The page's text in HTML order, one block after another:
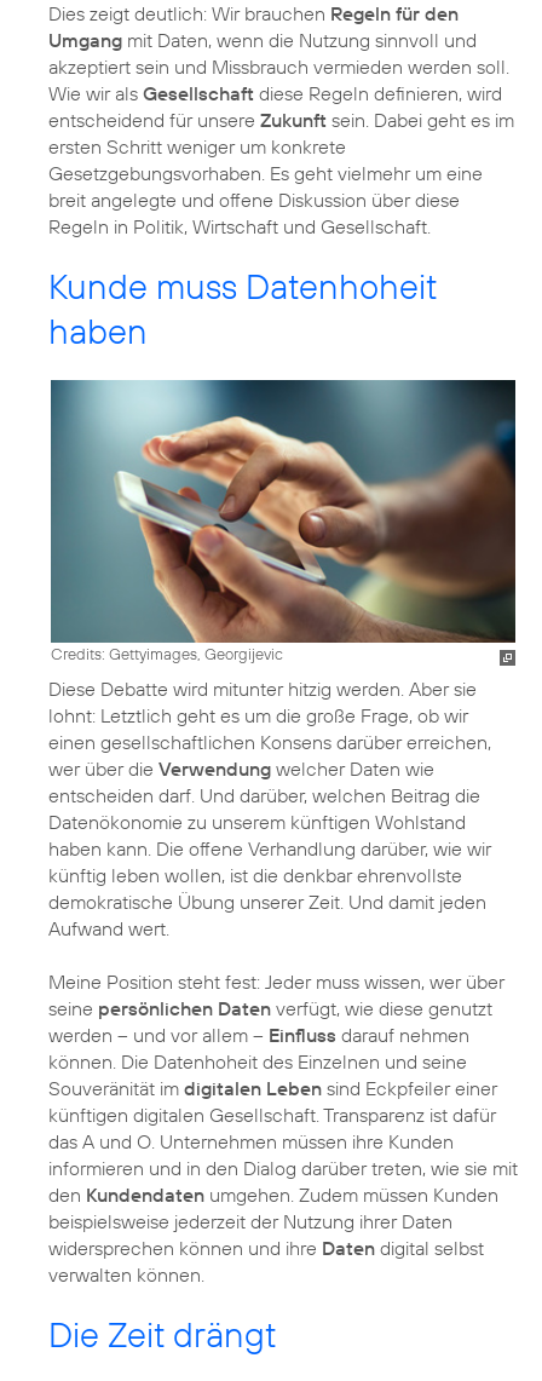
Dies zeigt deutlich: Wir brauchen Regeln für den
Umgang mit Daten, wenn die Nutzung sinnvoll und
akzeptiert sein und Missbrauch vermieden werden soll.
Wie wir als Gesellschaft diese Regeln definieren, wird
entscheidend für unsere Zukunft sein. Dabei geht es im
ersten Schritt weniger um konkrete
Gesetzgebungsvorhaben. Es geht vielmehr um eine
breit angelegte und offene Diskussion über diese
Regeln in Politik, Wirtschaft und Gesellschaft.
Kunde muss Datenhoheit
haben
Credits: Gettyimages, Georgijevic
Diese Debatte wird mitunter hitzig werden. Aber sie
lohnt: Letztlich geht es um die große Frage, ob wir
einen gesellschaftlichen Konsens darüber erreichen,
wer über die Verwendung welcher Daten wie
entscheiden darf. Und darüber, welchen Beitrag die
Datenökonomie zu unserem künftigen Wohlstand
haben kann. Die offene Verhandlung darüber, wie wir
künftig leben wollen, ist die denkbar ehrenvollste
demokratische Übung unserer Zeit. Und damit jeden
Aufwand wert.
Meine Position steht fest: Jeder muss wissen, wer über
seine persönlichen Daten verfügt, wie diese genutzt
werden – und vor allem – Einfluss darauf nehmen
können. Die Datenhoheit des Einzelnen und seine
Souveränität im digitalen Leben sind Eckpfeiler einer
künftigen digitalen Gesellschaft. Transparenz ist dafür
das A und O. Unternehmen müssen ihre Kunden
informieren und in den Dialog darüber treten, wie sie mit
den Kundendaten umgehen. Zudem müssen Kunden
beispielsweise jederzeit der Nutzung ihrer Daten
widersprechen können und ihre Daten digital selbst
verwalten können.
Die Zeit drängt